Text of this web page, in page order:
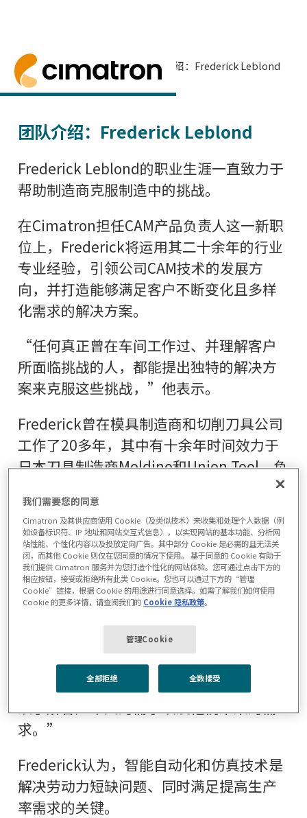
首页 > 新闻与事件 >新闻> 团队介绍：Frederick Leblond
Cimatron的CAM产品负责人Frederick Leblond
团队介绍：Frederick Leblond
Frederick Leblond的职业生涯一直致力于
帮助制造商克服制造中的挑战。
在Cimatron担任CAM产品负责人这一新职
位上，Frederick将运用其二十余年的行业
专业经验，引领公司CAM技术的发展方
向，并打造能够满足客户不断变化且多样
化需求的解决方案。
“任何真正曾在车间工作过、并理解客户
所面临挑战的人，都能提出独特的解决方
案来克服这些挑战，”他表示。
Frederick曾在模具制造商和切削刀具公司
工作了20多年，其中有十余年时间效力于
日本刀具制造商Moldino和Union Tool，负
责为欧洲各地的客户提供支持，并弥合了
刀具开发与车间应用之间的差距。
作为Cimatron的CAM产品负责人，
Frederick与区域团队、技术专家及客户紧
密合作，以识别新兴需求、确定开发目标
的优先级，并协助规划未来的软件版本。
“我的目标是了解全球客户的需求，并帮
助将这些创新融入未来的软件版本中，”
他说，“要打造正确的解决方案，我们必
须了解客户今天的需求以及他们未来的需
求。”
Frederick认为，智能自动化和仿真技术是
解决劳动力短缺问题、同时满足提高生产
率需求的关键。
我们需要您的同意
Cimatron 及其供应商使用 Cookie（及类似技术）来收集和处理个人数据（例
如设备标识符、IP 地址和网站交互式信息），以实现网站的基本功能、分析网
站性能、个性化内容以及投放定向广告。其中部分 Cookie 是必需的且无法关
闭，而其他 Cookie 则仅在您同意的情况下使用。 基于同意的 Cookie 有助于
我们提供 Cimatron 服务并为您打造个性化的网站体验。您可通过点击下方的
相应按钮，接受或拒绝所有此类 Cookie。您也可以通过下方的“管理
Cookie”链接，根据 Cookie 的用途进行同意选择。如需了解我们如何使用
Cookie 的更多详情，请查阅我们的 Cookie 隐私政策。
管理Cookie
全部拒绝 全数接受